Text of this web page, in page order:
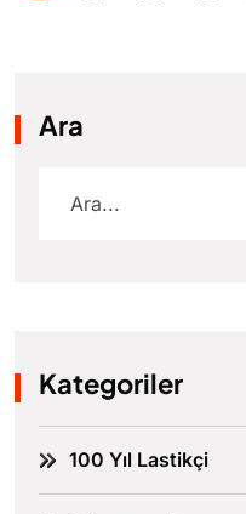
Ara
Kategoriler
100 Yıl Lastikçi